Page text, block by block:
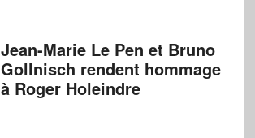
Jean-Marie Le Pen et Bruno
Gollnisch rendent hommage
à Roger Holeindre